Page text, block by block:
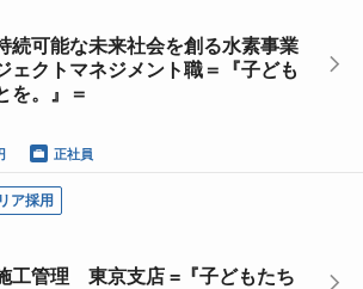
続可能な未来社会を創る水素事業
ェクトマネジメント職＝『子ども
を。』＝
正社員
ア採用
工管理 東京支店 =『子どもたち